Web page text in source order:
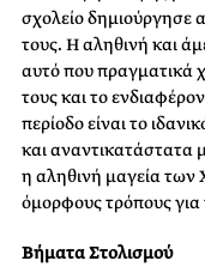
σχολείο
τους. Η αληθινή και
αυτό που πραγματικά
τους και το
περίοδο είναι το
και αναντικατάστατα
η αληθινή μαγεία των
όμορφους τρόπους για
Βήματα Στολισμού